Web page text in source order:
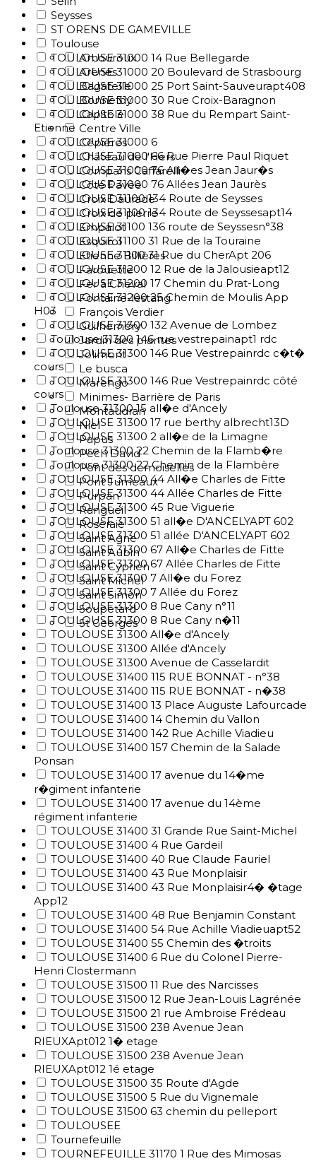
Seysses
ST ORENS DE GAMEVILLE
Toulouse
Amouroux
Arènes
Bagatelle
Bonnefoy
Capitole
Centre Ville
Cépières
Château de l'Hers
Compans Caffarelli
Côte Pavée
Croix Daurade
Croix de pierre
Empalot
Esquirol
Etienne Billières
Farouette
Fer à Cheval
Fontaine-lestang
François Verdier
Guilheméry
Jardin des plantes
Jolimont
Le busca
Marengo
Minimes- Barrière de Paris
Montaudran
Niel
Papus
Pech David
Pont des demoiselles
Pont Jumeaux
Purpan
Rangueil
Roseraie
Saint Agne
Saint Aubin
Saint Cyprien
Saint Michel
Saint Simon
Soupetard
St Georges
TOULOUSE 31000 14 Rue Bellegarde
TOULOUSE 31000 20 Boulevard de Strasbourg
TOULOUSE 31000 25 Port Saint-Sauveurapt408
TOULOUSE 31000 30 Rue Croix-Baragnon
TOULOUSE 31000 38 Rue du Rempart Saint-
Etienne
TOULOUSE 31000 6
TOULOUSE 31000 66 Rue Pierre Paul Riquet
TOULOUSE 31000 76 All�es Jean Jaur�s
TOULOUSE 31000 76 Allées Jean Jaurès
TOULOUSE 31100 134 Route de Seysses
TOULOUSE 31100 134 Route de Seyssesapt14
TOULOUSE 31100 136 route de Seyssesn°38
TOULOUSE 31100 31 Rue de la Touraine
TOULOUSE 31100 31 Rue du CherApt 206
TOULOUSE 31200 12 Rue de la Jalousieapt12
TOULOUSE 31200 17 Chemin du Prat-Long
TOULOUSE 31200 25 Chemin de Moulis App
H03
TOULOUSE 31300 132 Avenue de Lombez
Toulouse 31300 146 rue vestrepainapt1 rdc
TOULOUSE 31300 146 Rue Vestrepainrdc c�t�
cours
TOULOUSE 31300 146 Rue Vestrepainrdc côté
cours
Toulouse 31300 15 all�e d'Ancely
TOULOUSE 31300 17 rue berthy albrecht13D
TOULOUSE 31300 2 all�e de la Limagne
Toulouse 31300 22 Chemin de la Flamb�re
Toulouse 31300 22 Chemin de la Flambère
TOULOUSE 31300 44 All�e Charles de Fitte
TOULOUSE 31300 44 Allée Charles de Fitte
TOULOUSE 31300 45 Rue Viguerie
TOULOUSE 31300 51 all�e D'ANCELYAPT 602
TOULOUSE 31300 51 allée D'ANCELYAPT 602
TOULOUSE 31300 67 All�e Charles de Fitte
TOULOUSE 31300 67 Allée Charles de Fitte
TOULOUSE 31300 7 All�e du Forez
TOULOUSE 31300 7 Allée du Forez
TOULOUSE 31300 8 Rue Cany n°11
TOULOUSE 31300 8 Rue Cany n�11
TOULOUSE 31300 All�e d'Ancely
TOULOUSE 31300 Allée d'Ancely
TOULOUSE 31300 Avenue de Casselardit
TOULOUSE 31400 115 RUE BONNAT - n°38
TOULOUSE 31400 115 RUE BONNAT - n�38
TOULOUSE 31400 13 Place Auguste Lafourcade
TOULOUSE 31400 14 Chemin du Vallon
TOULOUSE 31400 142 Rue Achille Viadieu
TOULOUSE 31400 157 Chemin de la Salade
Ponsan
TOULOUSE 31400 17 avenue du 14�me
r�giment infanterie
TOULOUSE 31400 17 avenue du 14ème
régiment infanterie
TOULOUSE 31400 31 Grande Rue Saint-Michel
TOULOUSE 31400 4 Rue Gardeil
TOULOUSE 31400 40 Rue Claude Fauriel
TOULOUSE 31400 43 Rue Monplaisir
TOULOUSE 31400 43 Rue Monplaisir4� �tage
App12
TOULOUSE 31400 48 Rue Benjamin Constant
TOULOUSE 31400 54 Rue Achille Viadieuapt52
TOULOUSE 31400 55 Chemin des �troits
TOULOUSE 31400 6 Rue du Colonel Pierre-
Henri Clostermann
TOULOUSE 31500 11 Rue des Narcisses
TOULOUSE 31500 12 Rue Jean-Louis Lagrénée
TOULOUSE 31500 21 rue Ambroise Frédeau
TOULOUSE 31500 238 Avenue Jean
RIEUXApt012 1� etage
TOULOUSE 31500 238 Avenue Jean
RIEUXApt012 1é etage
TOULOUSE 31500 35 Route d'Agde
TOULOUSE 31500 5 Rue du Vignemale
TOULOUSE 31500 63 chemin du pelleport
TOULOUSEE
Tournefeuille
TOURNEFEUILLE 31170 1 Rue des Mimosas